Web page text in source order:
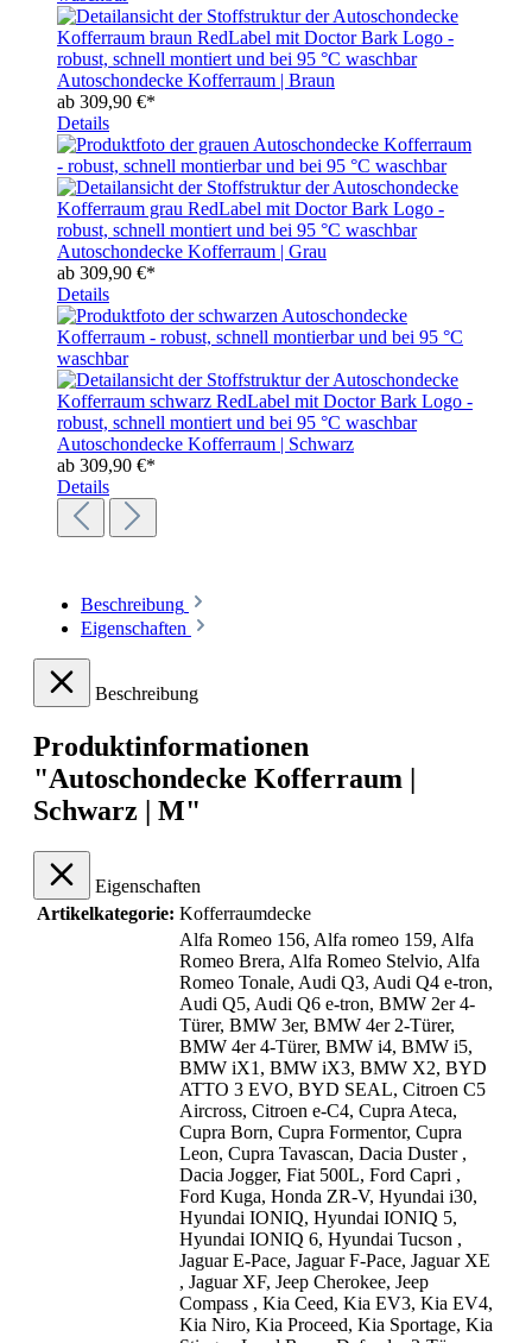
Autoschondecke Kofferraum | Braun
ab 309,90 €*
Details
Autoschondecke Kofferraum | Grau
ab 309,90 €*
Details
Autoschondecke Kofferraum | Schwarz
ab 309,90 €*
Details
Beschreibung
Eigenschaften
Beschreibung
Produktinformationen
"Autoschondecke Kofferraum |
Schwarz | M"
Eigenschaften
Artikelkategorie: Kofferraumdecke
Alfa Romeo 156, Alfa romeo 159, Alfa
Romeo Brera, Alfa Romeo Stelvio, Alfa
Romeo Tonale, Audi Q3, Audi Q4 e-tron,
Audi Q5, Audi Q6 e-tron, BMW 2er 4-
Türer, BMW 3er, BMW 4er 2-Türer,
BMW 4er 4-Türer, BMW i4, BMW i5,
BMW iX1 , BMW iX3, BMW X2, BYD
ATTO 3 EVO, BYD SEAL, Citroen C5
Aircross, Citroen e-C4, Cupra Ateca,
Cupra Born, Cupra Formentor, Cupra
Leon, Cupra Tavascan, Dacia Duster ,
Dacia Jogger, Fiat 500L, Ford Capri ,
Ford Kuga, Honda ZR-V, Hyundai i30,
Hyundai IONIQ, Hyundai IONIQ 5,
Hyundai IONIQ 6, Hyundai Tucson ,
Jaguar E-Pace, Jaguar F-Pace, Jaguar XE
, Jaguar XF, Jeep Cherokee, Jeep
Compass , Kia Ceed, Kia EV3, Kia EV4,
Kia Niro, Kia Proceed, Kia Sportage, Kia